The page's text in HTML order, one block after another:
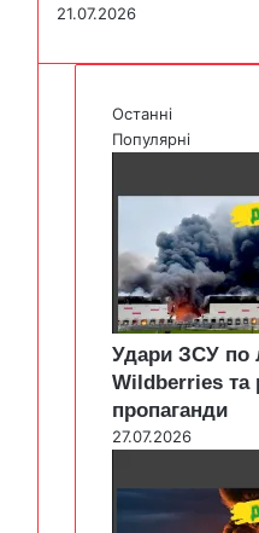
21.07.2026
Останні
Популярні
Удари ЗСУ по
Wildberries та
пропаганди
27.07.2026